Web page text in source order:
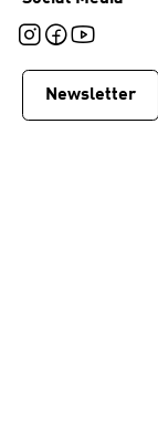
Newsletter